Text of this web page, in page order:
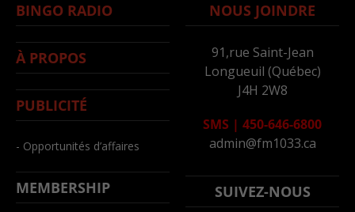
BINGO RADIO
À PROPOS
PUBLICITÉ
- Opportunités d’affaires
MEMBERSHIP
NOUS JOINDRE
91,rue Saint-Jean
Longueuil (Québec)
J4H 2W8
SMS | 450-646-6800
admin@fm1033.ca
SUIVEZ-NOUS